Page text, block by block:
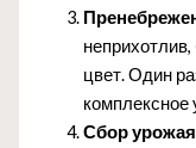
неприхотлив,
цвет. Один
комплексное
Сбор